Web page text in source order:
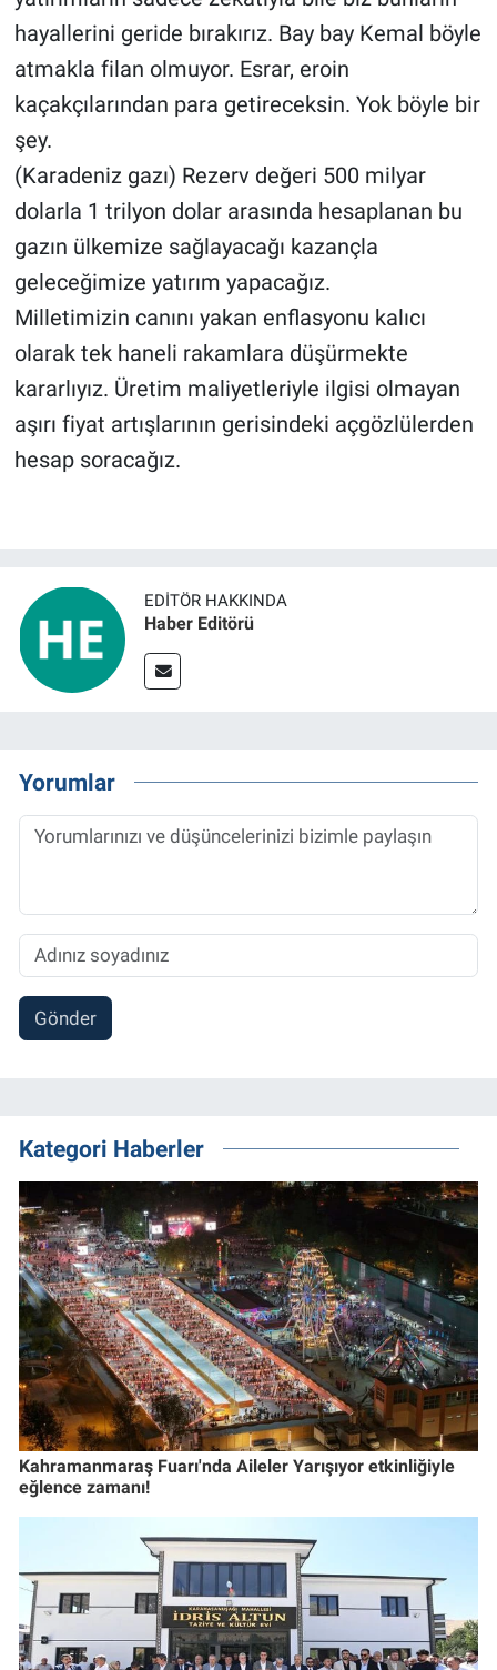
hayallerini geride bırakırız. Bay bay Kemal böyle
atmakla filan olmuyor. Esrar, eroin
kaçakçılarından para getireceksin. Yok böyle bir
şey.
(Karadeniz gazı) Rezerv değeri 500 milyar
dolarla 1 trilyon dolar arasında hesaplanan bu
gazın ülkemize sağlayacağı kazançla
geleceğimize yatırım yapacağız.
Milletimizin canını yakan enflasyonu kalıcı
olarak tek haneli rakamlara düşürmekte
kararlıyız. Üretim maliyetleriyle ilgisi olmayan
aşırı fiyat artışlarının gerisindeki açgözlülerden
hesap soracağız.
EDITÖR HAKKINDA
Haber Editörü
Yorumlar
Gönder
Kategori Haberler
Kahramanmaraş Fuarı'nda Aileler Yarışıyor etkinliğiyle
eğlence zamanı!